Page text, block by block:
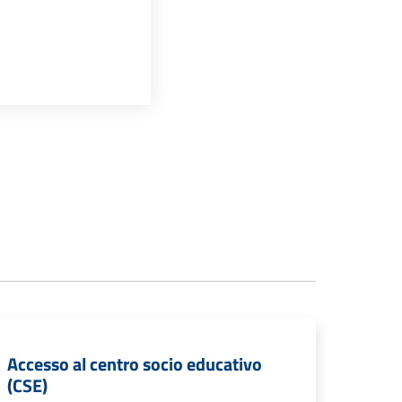
Accesso al centro socio educativo
(CSE)